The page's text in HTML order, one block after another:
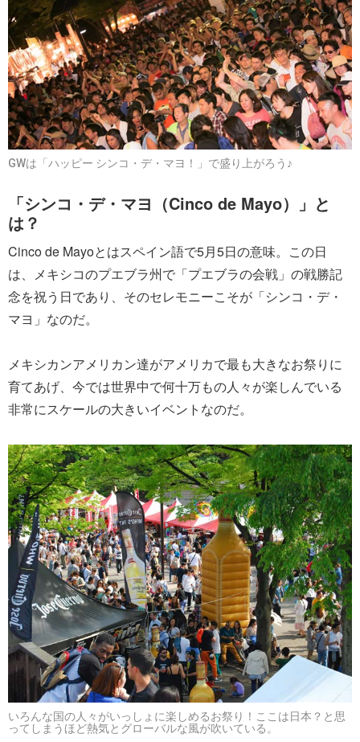
GWは「ハッピー シンコ・デ・マヨ！」で盛り上がろう♪
「シンコ・デ・マヨ（Cinco de Mayo）」と
は？
Cinco de Mayoとはスペイン語で5月5日の意味。この日
は、メキシコのプエブラ州で「プエブラの会戦」の戦勝記
念を祝う日であり、そのセレモニーこそが「シンコ・デ・
マヨ」なのだ。
メキシカンアメリカン達がアメリカで最も大きなお祭りに
育てあげ、今では世界中で何十万もの人々が楽しんでいる
非常にスケールの大きいイベントなのだ。
いろんな国の人々がいっしょに楽しめるお祭り！ここは日本？と思
ってしまうほど熱気とグローバルな風が吹いている。